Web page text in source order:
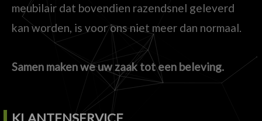
meubilair dat bovendien razendsnel geleverd
kan worden, is voor ons niet meer dan normaal.
Samen maken we uw zaak tot een beleving.